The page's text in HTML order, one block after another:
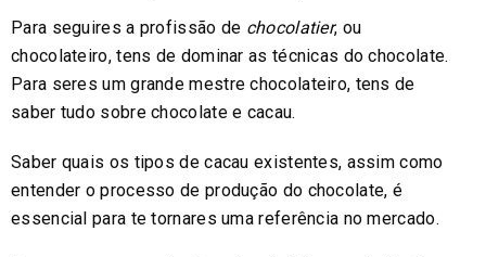
Para seguires a profissão de chocolatier, ou
chocolateiro, tens de dominar as técnicas do chocolate.
Para seres um grande mestre chocolateiro, tens de
saber tudo sobre chocolate e cacau.
Saber quais os tipos de cacau existentes, assim como
entender o processo de produção do chocolate, é
essencial para te tornares uma referência no mercado.